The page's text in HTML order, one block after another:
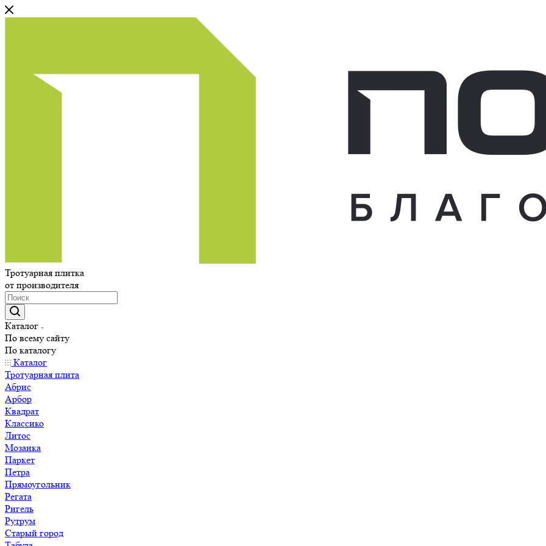
Тротуарная плитка
от производителя
Каталог
По всему сайту
По каталогу
Каталог
Тротуарная плита
Абрис
Арбор
Квадрат
Классико
Литос
Мозаика
Паркет
Петра
Прямоугольник
Регата
Ригель
Рутрум
Старый город